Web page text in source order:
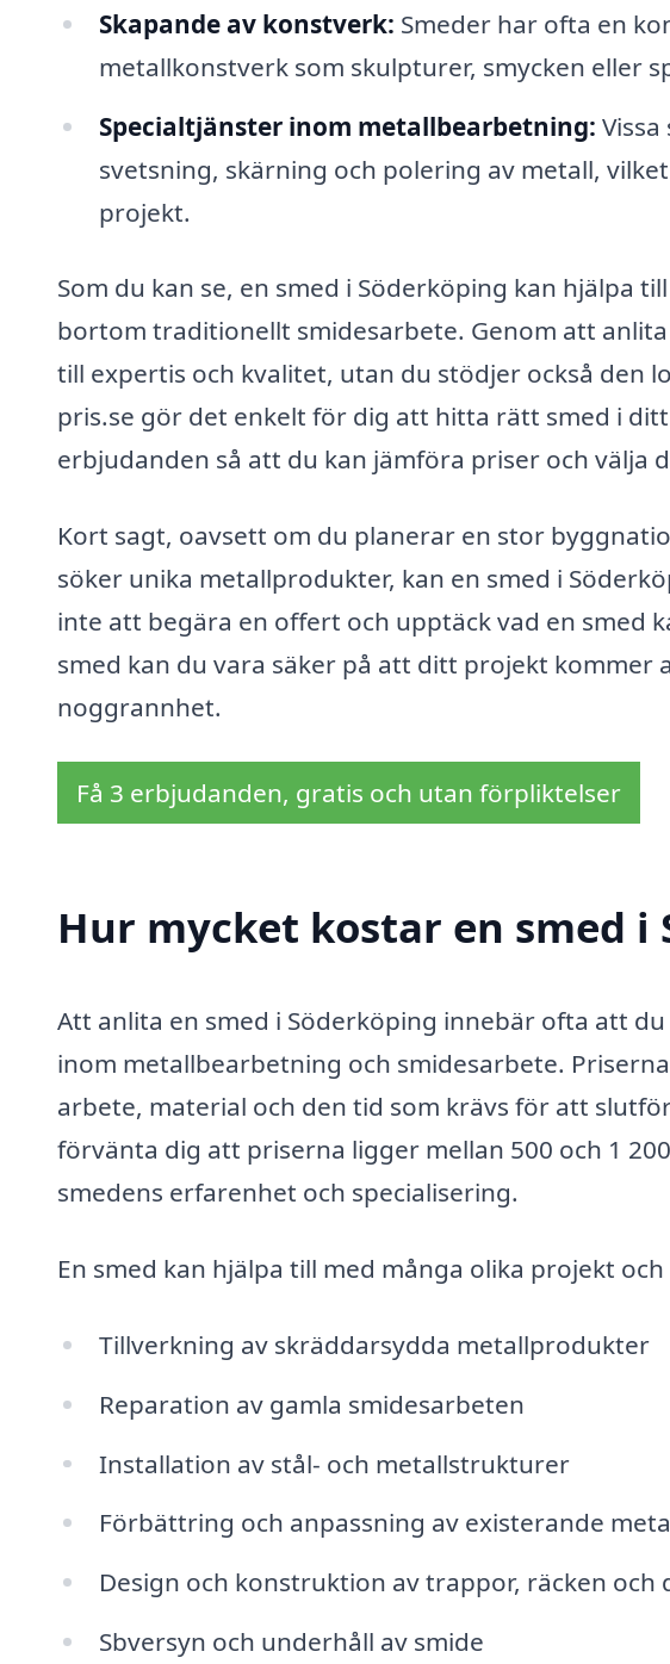
Skapande av konstverk: Smeder har ofta en
metallkonstverk som skulpturer, smycken eller
Specialtjänster inom metallbearbetning:
svetsning, skärning och polering av metall,
projekt.
Som du kan se, en smed i Söderköping kan hjälpa
bortom traditionellt smidesarbete. Genom att
till expertis och kvalitet, utan du stödjer också den
pris.se gör det enkelt för dig att hitta rätt smed i
erbjudanden så att du kan jämföra priser och välja
Kort sagt, oavsett om du planerar en stor
söker unika metallprodukter, kan en smed i
inte att begära en offert och upptäck vad en smed
smed kan du vara säker på att ditt projekt
noggrannhet.
Få 3 erbjudanden, gratis och utan förpliktelser
Hur mycket kostar en smed i
Att anlita en smed i Söderköping innebär ofta att
inom metallbearbetning och smidesarbete.
arbete, material och den tid som krävs för att
förvänta dig att priserna ligger mellan 500 och 1
smedens erfarenhet och specialisering.
En smed kan hjälpa till med många olika projekt
Tillverkning av skräddarsydda metallprodukter
Reparation av gamla smidesarbeten
Installation av stål- och metallstrukturer
Förbättring och anpassning av existerande
Design och konstruktion av trappor, räcken och
Sbversyn och underhåll av smide